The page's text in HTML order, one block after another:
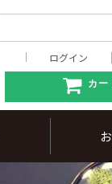
ログイン
カー